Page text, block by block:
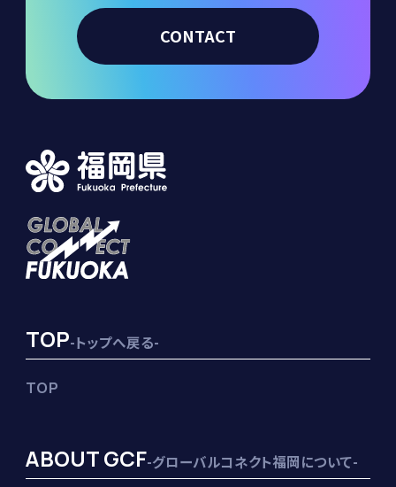
CONTACT
TOP-トップへ戻る-
TOP
ABOUT GCF-グローバルコネクト福岡について-